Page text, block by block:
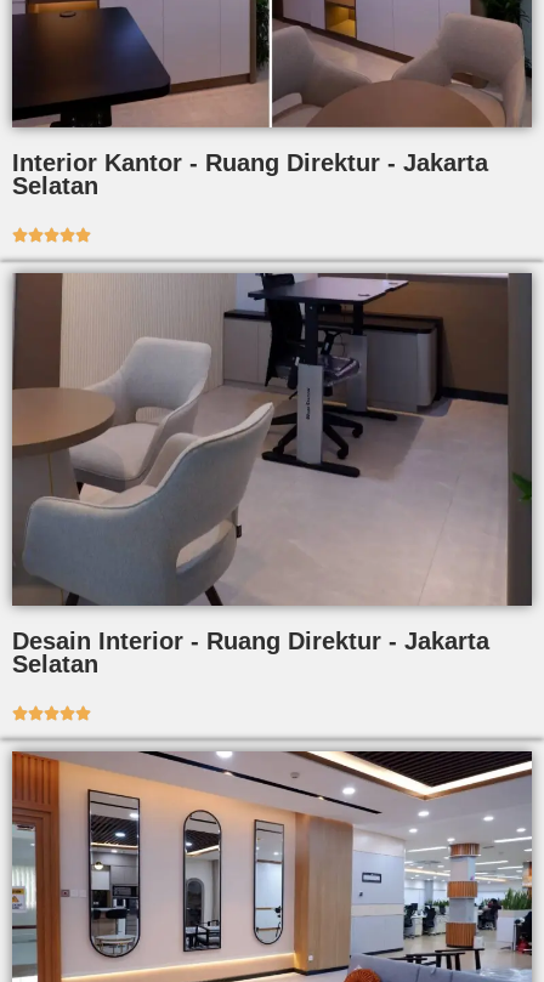
Interior Kantor - Ruang Direktur - Jakarta
Selatan

Desain Interior - Ruang Direktur - Jakarta
Selatan
